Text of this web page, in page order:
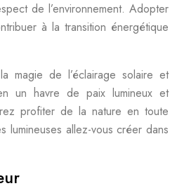
de l’environnement. Adopter
à la transition énergétique
magie de l’éclairage solaire et
un havre de paix lumineux et
profiter de la nature en toute
lumineuses allez-vous créer dans